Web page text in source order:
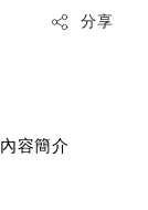
分享
內容簡介